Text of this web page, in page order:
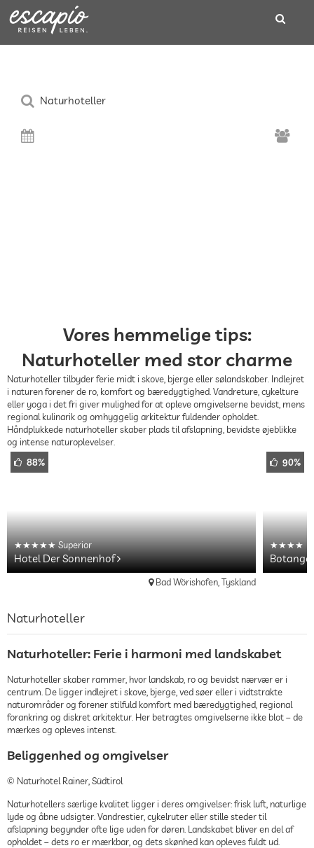
Vores hemmelige tips:
Naturhoteller med stor charme
Naturhoteller tilbyder ferie midt i skove, bjerge eller sølandskaber. Indlejret
i naturen forener de ro, komfort og bæredygtighed. Vandreture, cykelture
eller yoga i det fri giver mulighed for at opleve omgivelserne bevidst, mens
regional kulinarik og omhyggelig arkitektur fuldender opholdet.
Håndplukkede naturhoteller skaber plads til afslapning, bevidste øjeblikke
og intense naturoplevelser.
88%
Superior
Hotel Der Sonnenhof
Bad Wörishofen, Tyskland
90%
Botango
Naturhoteller
Naturhoteller: Ferie i harmoni med landskabet
Naturhoteller skaber rammer, hvor landskab, ro og bevidst nærvær er i
centrum. De ligger indlejret i skove, bjerge, ved søer eller i vidtstrakte
naturområder og forener stilfuld komfort med bæredygtighed, regional
forankring og diskret arkitektur. Her betragtes omgivelserne ikke blot – de
mærkes og opleves intenst.
Beliggenhed og omgivelser
© Naturhotel Rainer, Südtirol
Naturhotellers særlige kvalitet ligger i deres omgivelser: frisk luft, naturlige
lyde og åbne udsigter. Vandrestier, cykelruter eller stille steder til
afslapning begynder ofte lige uden for døren. Landskabet bliver en del af
opholdet – dets ro er mærkbar, og dets skønhed kan opleves fuldt ud.